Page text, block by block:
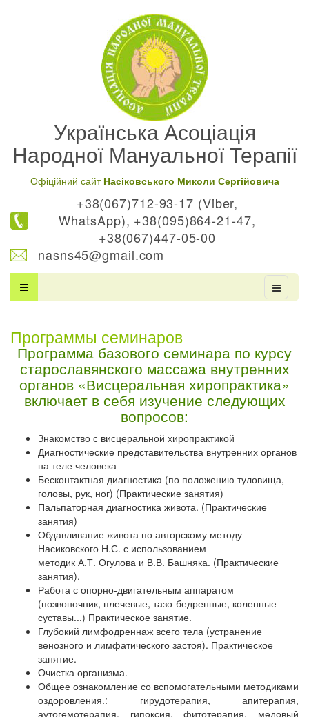
Українська Асоціація
Народної Мануальної Терапії
Офіційний сайт Насіковського Миколи Сергійовича
+38(067)712-93-17 (Viber,
WhatsApp), +38(095)864-21-47,
+38(067)447-05-00
nasns45@gmail.com
Программы семинаров
Программа базового семинара по курсу
старославянского массажа внутренних
органов «Висцеральная хиропрактика»
включает в себя изучение следующих
вопросов:
Знакомство с висцеральной хиропрактикой
Диагностические представительства внутренних органов
на теле человека
Бесконтактная диагностика (по положению туловища,
головы, рук, ног) (Практические занятия)
Пальпаторная диагностика живота. (Практические
занятия)
Обдавливание живота по авторскому методу
Насиковского Н.С. с использованием
методик А.Т. Огулова и В.В. Башняка. (Практические
занятия).
Работа с опорно-двигательным аппаратом
(позвоночник, плечевые, тазо-бедренные, коленные
суставы...) Практическое занятие.
Глубокий лимфодреннаж всего тела (устранение
венозного и лимфатического застоя). Практическое
занятие.
Очистка организма.
Общее ознакомление со вспомогательными методиками
оздоровления.: гирудотерапия, апитерапия,
аутогемотерапия, гипоксия, фитотерапия, медовый